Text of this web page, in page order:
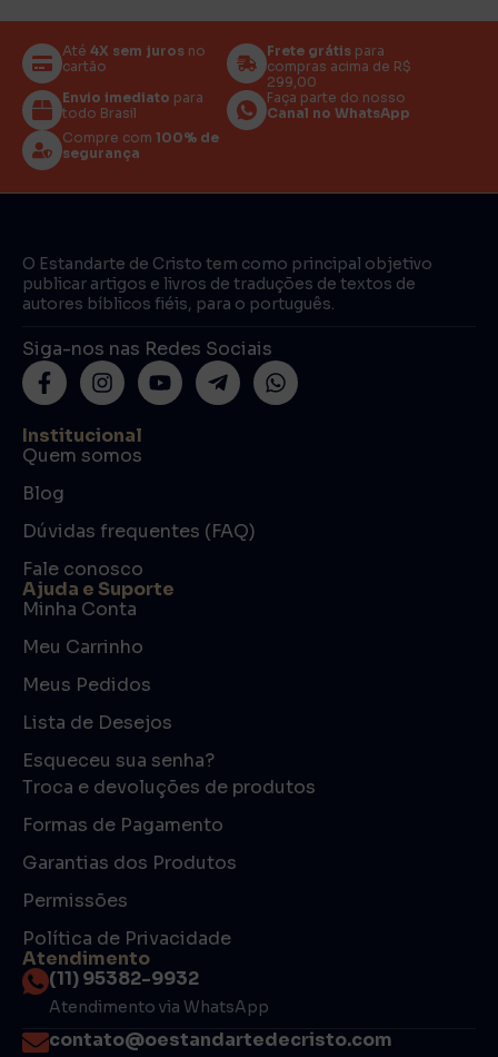
Até 4X sem juros no
cartão
Frete grátis para
compras acima de R$
299,00
Envio imediato para
todo Brasil
Faça parte do nosso
Canal no WhatsApp
Compre com 100% de
segurança
O Estandarte de Cristo tem como principal objetivo
publicar artigos e livros de traduções de textos de
autores bíblicos fiéis, para o português.
Siga-nos nas Redes Sociais
Institucional
Quem somos
Blog
Dúvidas frequentes (FAQ)
Fale conosco
Ajuda e Suporte
Minha Conta
Meu Carrinho
Meus Pedidos
Lista de Desejos
Esqueceu sua senha?
Troca e devoluções de produtos
Formas de Pagamento
Garantias dos Produtos
Permissões
Política de Privacidade
Atendimento
(11) 95382-9932
Atendimento via WhatsApp
contato@oestandartedecristo.com